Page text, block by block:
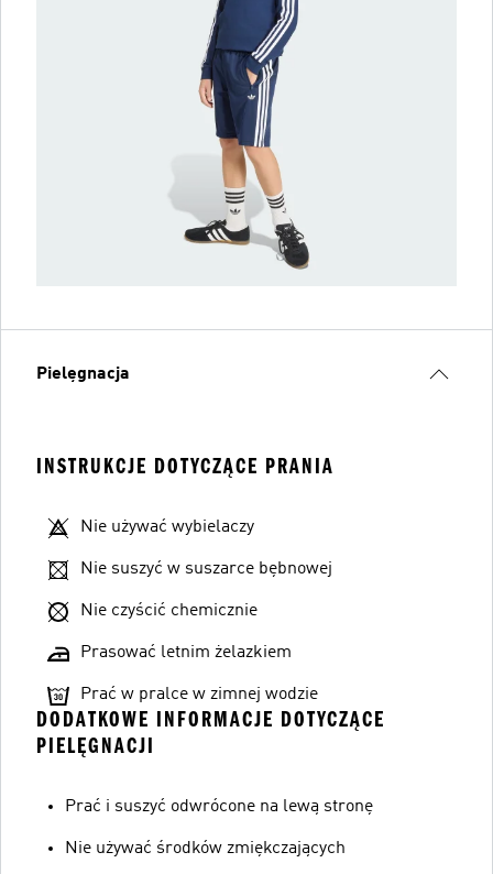
Pielęgnacja
INSTRUKCJE DOTYCZĄCE PRANIA
Nie używać wybielaczy
Nie suszyć w suszarce bębnowej
Nie czyścić chemicznie
Prasować letnim żelazkiem
Prać w pralce w zimnej wodzie
DODATKOWE INFORMACJE DOTYCZĄCE
PIELĘGNACJI
Prać i suszyć odwrócone na lewą stronę
Nie używać środków zmiękczających